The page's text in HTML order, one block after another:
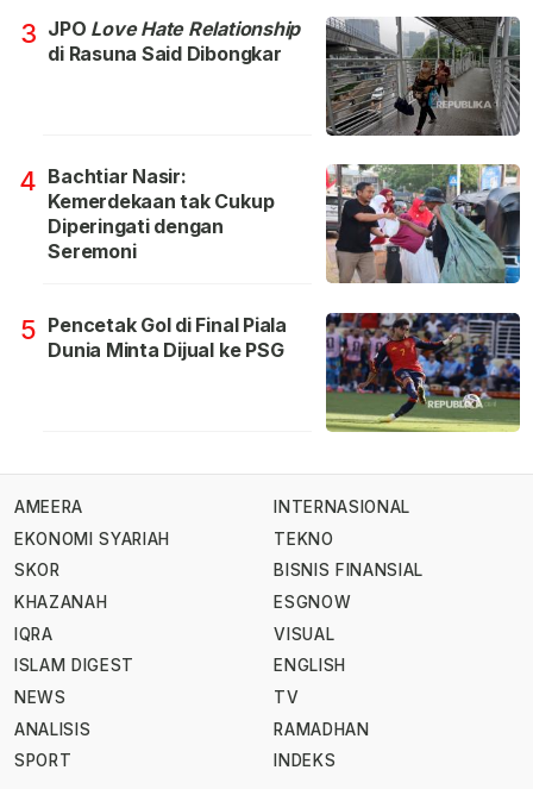
3 JPO Love Hate Relationship
di Rasuna Said Dibongkar
4 Bachtiar Nasir:
Kemerdekaan tak Cukup
Diperingati dengan
Seremoni
5 Pencetak Gol di Final Piala
Dunia Minta Dijual ke PSG
AMEERA
EKONOMI SYARIAH
SKOR
KHAZANAH
IQRA
ISLAM DIGEST
NEWS
ANALISIS
SPORT
INTERNASIONAL
TEKNO
BISNIS FINANSIAL
ESGNOW
VISUAL
ENGLISH
TV
RAMADHAN
INDEKS